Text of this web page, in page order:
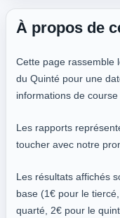
À propos de
Cette page rassemble
du Quinté pour une
informations de
Les rapports
toucher avec notre
Les résultats affichés
base (1€ pour le
quarté, 2€ pour le